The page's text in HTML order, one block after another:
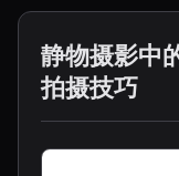
静物摄影中
拍摄技巧